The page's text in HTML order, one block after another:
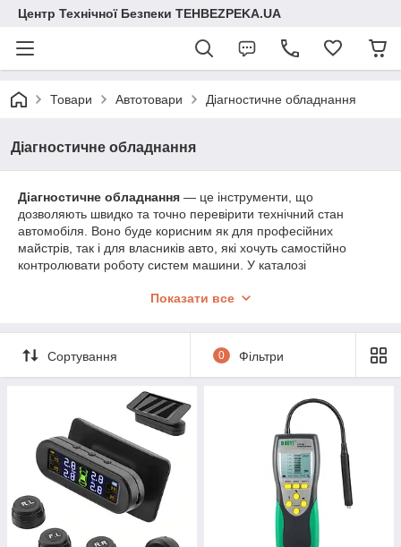
Центр Технічної Безпеки TEHBEZPEKA.UA
Товари Автотовари Діагностичне обладнання
Діагностичне обладнання
Діагностичне обладнання — це інструменти, що
дозволяють швидко та точно перевірити технічний стан
автомобіля. Воно буде корисним як для професійних
майстрів, так і для власників авто, які хочуть самостійно
контролювати роботу систем машини. У каталозі
мультиметри, тестери та інші пристрої для перевірки двигуна,
Показати все
Сортування 0 Фільтри